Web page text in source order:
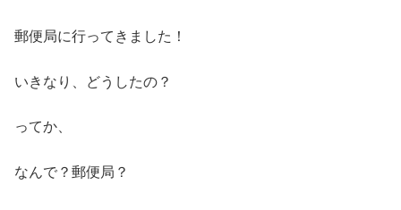
郵便局に行ってきました！
いきなり、どうしたの？
ってか、
なんで？郵便局？